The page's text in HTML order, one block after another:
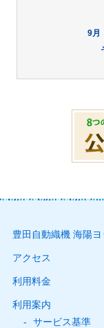
9月
豊田自動織機 海陽
アクセス
利用料金
利用案内
サービス基準